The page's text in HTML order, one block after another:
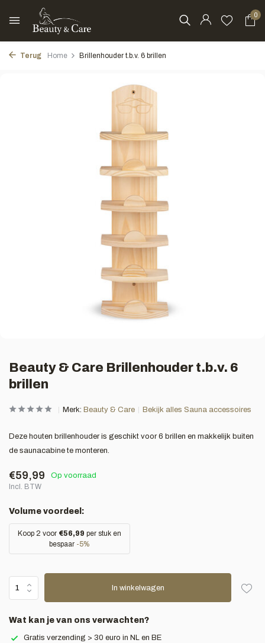
0
Terug Home Brillenhouder t.b.v. 6 brillen
Beauty & Care Brillenhouder t.b.v. 6
brillen
Merk: Beauty & Care Bekijk alles Sauna accessoires
Deze houten brillenhouder is geschikt voor 6 brillen en makkelijk buiten
de saunacabine te monteren.
€59,99
Op voorraad
Incl. BTW
Volume voordeel:
Koop 2 voor €56,99 per stuk en
bespaar -5%
In winkelwagen
Wat kan je van ons verwachten?
Gratis verzending > 30 euro in NL en BE